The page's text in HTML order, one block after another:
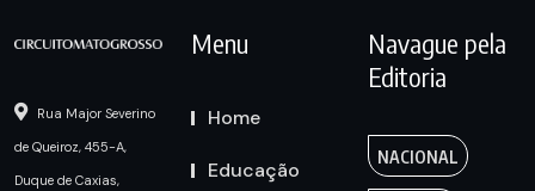
Rua Major Severino
de Queiroz, 455-A,
Duque de Caxias,
Menu
Home
Educação
Navague pela
Editoria
NACIONAL